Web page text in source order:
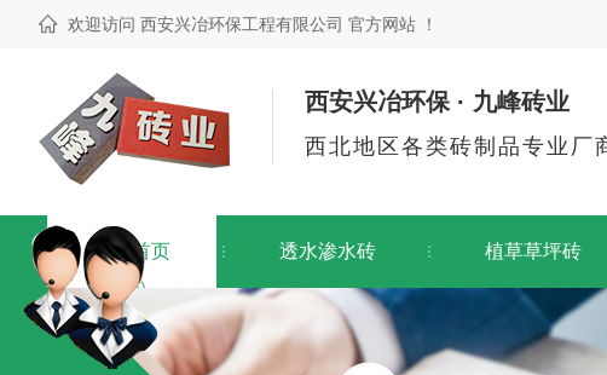
欢迎访问 西安兴冶环保工程有限公司 官方网站 ！
西安兴冶环保 · 九峰砖业
西北地区各类砖制品专业厂
网站首页 透水渗水砖 植草草坪砖